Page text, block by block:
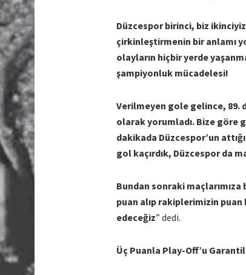
Düzcespor birinci, biz
çirkinleştirmenin bir anlamı
olayların hiçbir yerde
şampiyonluk mücadelesi!
Verilmeyen gole gelince, 89.
olarak yorumladı. Bize göre
dakikada Düzcespor’un
gol kaçırdık, Düzcespor da
Bundan sonraki maçlarımıza
puan alıp rakiplerimizin
edeceğiz” dedi.
Üç Puanla Play-Off’u